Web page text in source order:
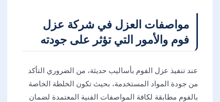
مواصفات العزل في شركة عزل
فوم والأمور التي تؤثر على جودته
عند تنفيذ عزل الفوم بأساليب حديثة، من الضروري التأكد
من جودة المواد المستخدمة، بحيث تكون الخلطة الخاصة
بالفوم مطابقة لكافة المواصفات الفنية المعتمدة لضمان